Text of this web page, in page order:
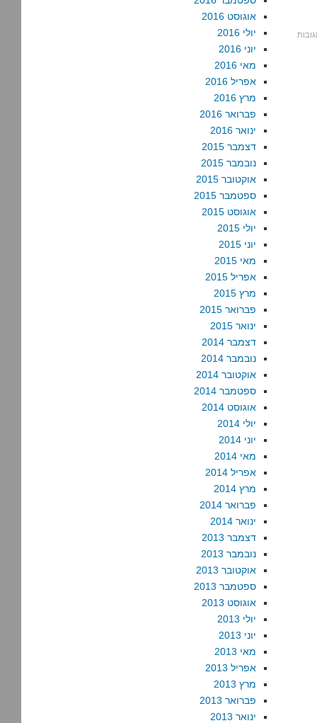
אוגוסט 2016
יולי 2016
יוני 2016
מאי 2016
אפריל 2016
מרץ 2016
פברואר 2016
ינואר 2016
דצמבר 2015
נובמבר 2015
אוקטובר 2015
ספטמבר 2015
אוגוסט 2015
יולי 2015
יוני 2015
מאי 2015
אפריל 2015
מרץ 2015
פברואר 2015
ינואר 2015
דצמבר 2014
נובמבר 2014
אוקטובר 2014
ספטמבר 2014
אוגוסט 2014
יולי 2014
יוני 2014
מאי 2014
אפריל 2014
מרץ 2014
פברואר 2014
ינואר 2014
דצמבר 2013
נובמבר 2013
אוקטובר 2013
ספטמבר 2013
אוגוסט 2013
יולי 2013
יוני 2013
מאי 2013
אפריל 2013
מרץ 2013
פברואר 2013
ינואר 2013